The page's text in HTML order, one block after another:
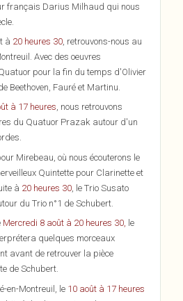
français Darius Milhaud qui nous
à 20 heures 30 , retrouvons-nous au
Avec des oeuvres
pour la fin du temps d'Olivier
Beethoven, Fauré et Martinu.
à 17 heures, nous retrouvons
du Quatuor Prazak autour d'un
Mirebeau, où nous écouterons le
Quintette pour Clarinette et
à 20 heures 30 , le Trio Susato
du Trio n°1 de Schubert.
Mercredi 8 août à 20 heures 30, le
quelques morceaux
avant de retrouver la pièce
de Schubert.
en-Montreuil, le 10 août à 17 heures